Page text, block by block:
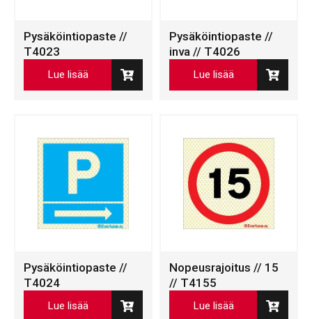
Pysäköintiopaste //
T4023
Lue lisää
Pysäköintiopaste //
inva // T4026
Lue lisää
Pysäköintiopaste //
T4024
Lue lisää
Nopeusrajoitus // 15
// T4155
Lue lisää